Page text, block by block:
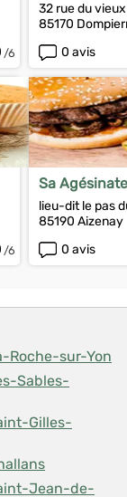
32 rue du
85170
0 avis
Sa
Distribution
lieu-dit le pas
85190 Aizenay
0 avis
Roche-sur-Yon
Sables-
Gilles-
Jean-de-